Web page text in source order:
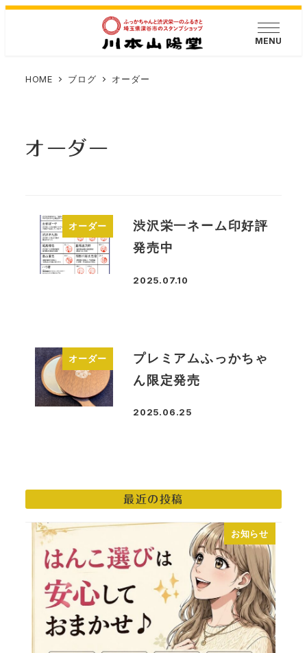
MENU
HOME ブログ オーダー
オーダー
オーダー
渋沢栄一ネーム印好評
発売中
投稿日
2025.07.10
オーダー
プレミアムふっかちゃ
ん限定発売
2025.06.25
最近の投稿
お知らせ